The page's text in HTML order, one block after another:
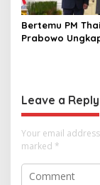
Bertemu PM
Prabowo
Leave a Reply
Your email
marked *